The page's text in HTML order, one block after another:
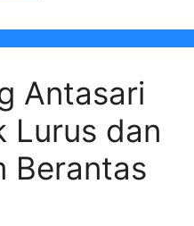
Antasari
Lurus dan
Berantas